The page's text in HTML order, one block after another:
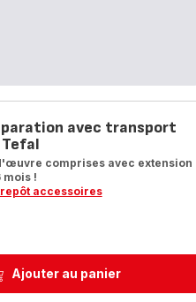
Ajouter au panier
avec transport
comprises avec extension
mois !
accessoires